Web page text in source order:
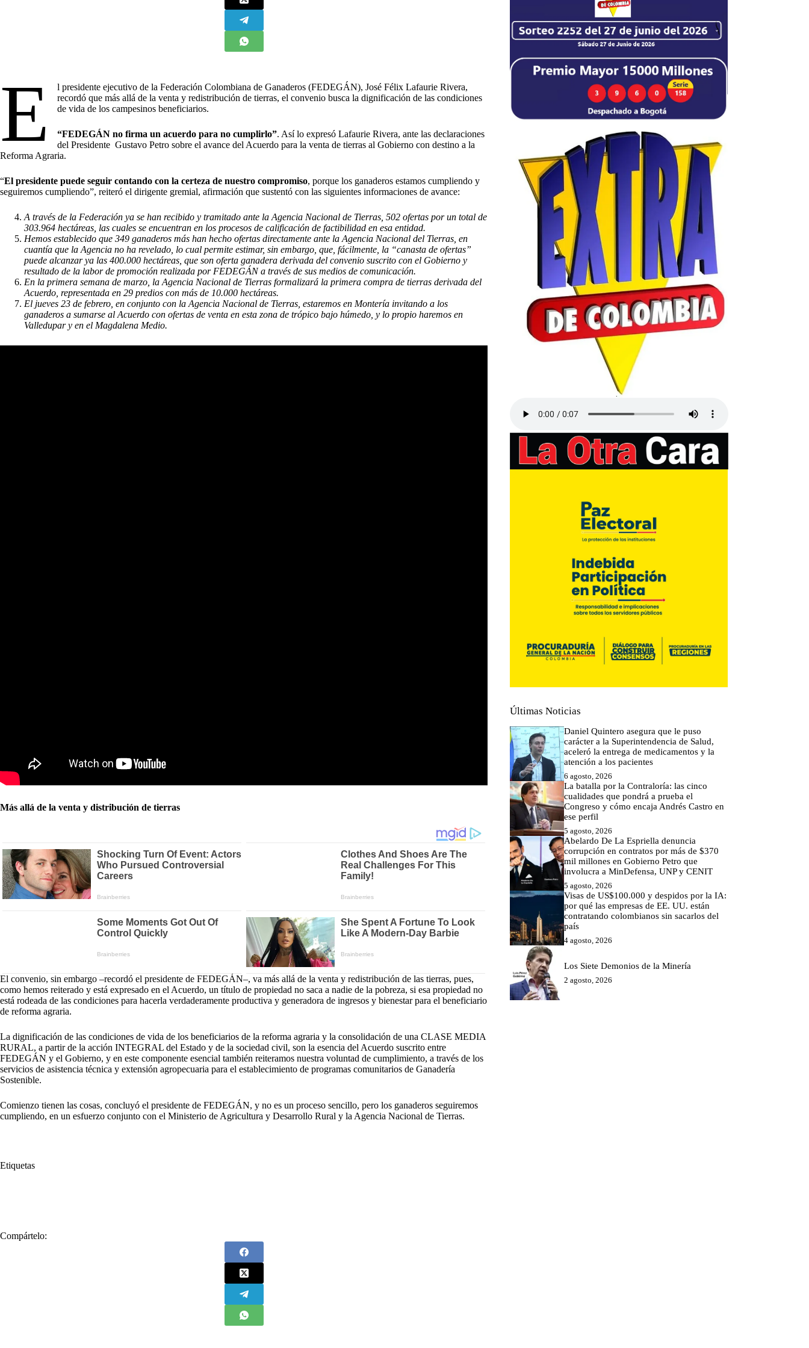
E
l presidente ejecutivo de la Federación Colombiana de Ganaderos (FEDEGÁN), José Félix Lafaurie Rivera,
recordó que más allá de la venta y redistribución de tierras, el convenio busca la dignificación de las condiciones
de vida de los campesinos beneficiarios.
“FEDEGÁN no firma un acuerdo para no cumplirlo”. Así lo expresó Lafaurie Rivera, ante las declaraciones
del Presidente Gustavo Petro sobre el avance del Acuerdo para la venta de tierras al Gobierno con destino a la
Reforma Agraria.
“El presidente puede seguir contando con la certeza de nuestro compromiso, porque los ganaderos estamos cumpliendo y
seguiremos cumpliendo”, reiteró el dirigente gremial, afirmación que sustentó con las siguientes informaciones de avance:
A través de la Federación ya se han recibido y tramitado ante la Agencia Nacional de Tierras, 502 ofertas por un total de
303.964 hectáreas, las cuales se encuentran en los procesos de calificación de factibilidad en esa entidad.
Hemos establecido que 349 ganaderos más han hecho ofertas directamente ante la Agencia Nacional del Tierras, en
cuantía que la Agencia no ha revelado, lo cual permite estimar, sin embargo, que, fácilmente, la “canasta de ofertas”
puede alcanzar ya las 400.000 hectáreas, que son oferta ganadera derivada del convenio suscrito con el Gobierno y
resultado de la labor de promoción realizada por FEDEGÁN a través de sus medios de comunicación.
En la primera semana de marzo, la Agencia Nacional de Tierras formalizará la primera compra de tierras derivada del
Acuerdo, representada en 29 predios con más de 10.000 hectáreas.
El jueves 23 de febrero, en conjunto con la Agencia Nacional de Tierras, estaremos en Montería invitando a los
ganaderos a sumarse al Acuerdo con ofertas de venta en esta zona de trópico bajo húmedo, y lo propio haremos en
Valledupar y en el Magdalena Medio.
Más allá de la venta y distribución de tierras
El convenio, sin embargo –recordó el presidente de FEDEGÁN–, va más allá de la venta y redistribución de las tierras, pues,
como hemos reiterado y está expresado en el Acuerdo, un título de propiedad no saca a nadie de la pobreza, si esa propiedad no
está rodeada de las condiciones para hacerla verdaderamente productiva y generadora de ingresos y bienestar para el beneficiario
de reforma agraria.
La dignificación de las condiciones de vida de los beneficiarios de la reforma agraria y la consolidación de una CLASE MEDIA
RURAL, a partir de la acción INTEGRAL del Estado y de la sociedad civil, son la esencia del Acuerdo suscrito entre
FEDEGÁN y el Gobierno, y en este componente esencial también reiteramos nuestra voluntad de cumplimiento, a través de los
servicios de asistencia técnica y extensión agropecuaria para el establecimiento de programas comunitarios de Ganadería
Sostenible.
Comienzo tienen las cosas, concluyó el presidente de FEDEGÁN, y no es un proceso sencillo, pero los ganaderos seguiremos
cumpliendo, en un esfuerzo conjunto con el Ministerio de Agricultura y Desarrollo Rural y la Agencia Nacional de Tierras.
Etiquetas
Compártelo:
Últimas Noticias
Daniel Quintero asegura que le puso
carácter a la Superintendencia de Salud,
aceleró la entrega de medicamentos y la
atención a los pacientes
6 agosto, 2026
La batalla por la Contraloría: las cinco
cualidades que pondrá a prueba el
Congreso y cómo encaja Andrés Castro en
ese perfil
5 agosto, 2026
Abelardo De La Espriella denuncia
corrupción en contratos por más de $370
mil millones en Gobierno Petro que
involucra a MinDefensa, UNP y CENIT
5 agosto, 2026
Visas de US$100.000 y despidos por la IA:
por qué las empresas de EE. UU. están
contratando colombianos sin sacarlos del
país
4 agosto, 2026
Los Siete Demonios de la Minería
2 agosto, 2026